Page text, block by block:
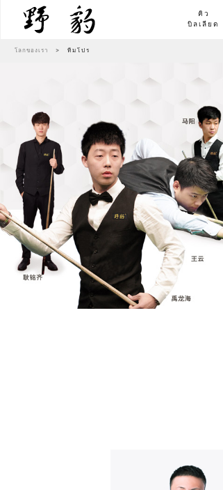
คิว
บิลเลียด
โลกของเรา > ทีมโปร